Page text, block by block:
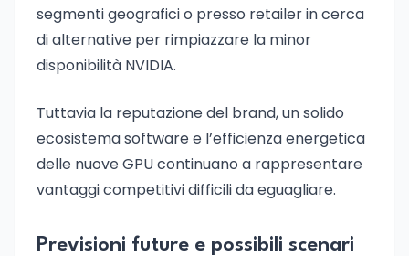
segmenti geografici o presso retailer in cerca
di alternative per rimpiazzare la minor
disponibilità NVIDIA.
Tuttavia la reputazione del brand, un solido
ecosistema software e l’efficienza energetica
delle nuove GPU continuano a rappresentare
vantaggi competitivi difficili da eguagliare.
Previsioni future e possibili scenari